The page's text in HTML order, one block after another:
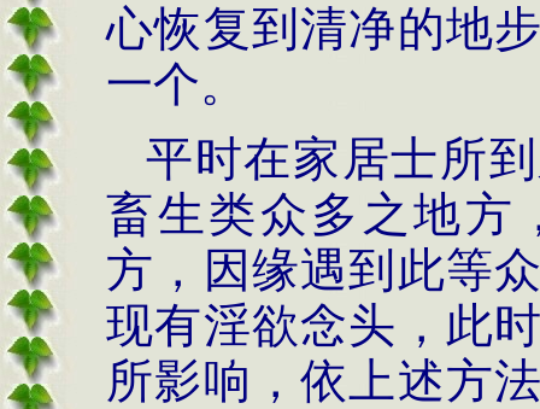
心恢复到清净的地
一个。
平时在家居士所
畜生类众多之地方
方，因缘遇到此等
现有淫欲念头，此
所影响，依上述方